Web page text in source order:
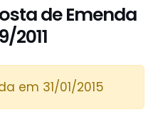
de Emenda
2011
em 31/01/2015